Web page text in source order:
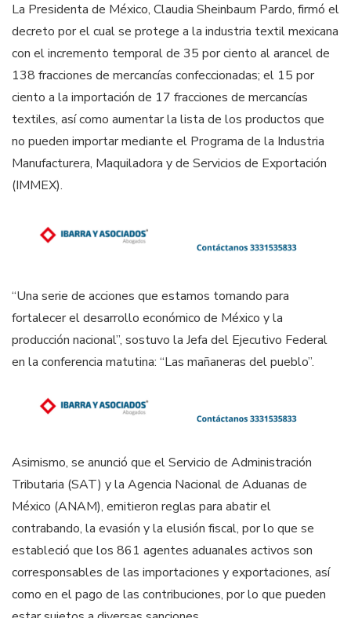
La Presidenta de México, Claudia Sheinbaum Pardo, firmó el
decreto por el cual se protege a la industria textil mexicana
con el incremento temporal de 35 por ciento al arancel de
138 fracciones de mercancías confeccionadas; el 15 por
ciento a la importación de 17 fracciones de mercancías
textiles, así como aumentar la lista de los productos que
no pueden importar mediante el Programa de la Industria
Manufacturera, Maquiladora y de Servicios de Exportación
(IMMEX).
“Una serie de acciones que estamos tomando para
fortalecer el desarrollo económico de México y la
producción nacional”, sostuvo la Jefa del Ejecutivo Federal
en la conferencia matutina: “Las mañaneras del pueblo”.
Asimismo, se anunció que el Servicio de Administración
Tributaria (SAT) y la Agencia Nacional de Aduanas de
México (ANAM), emitieron reglas para abatir el
contrabando, la evasión y la elusión fiscal, por lo que se
estableció que los 861 agentes aduanales activos son
corresponsables de las importaciones y exportaciones, así
como en el pago de las contribuciones, por lo que pueden